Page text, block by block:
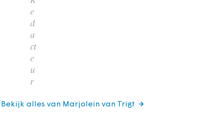
e
d
a
ct
e
u
r
Bekijk alles van Marjolein van Trigt